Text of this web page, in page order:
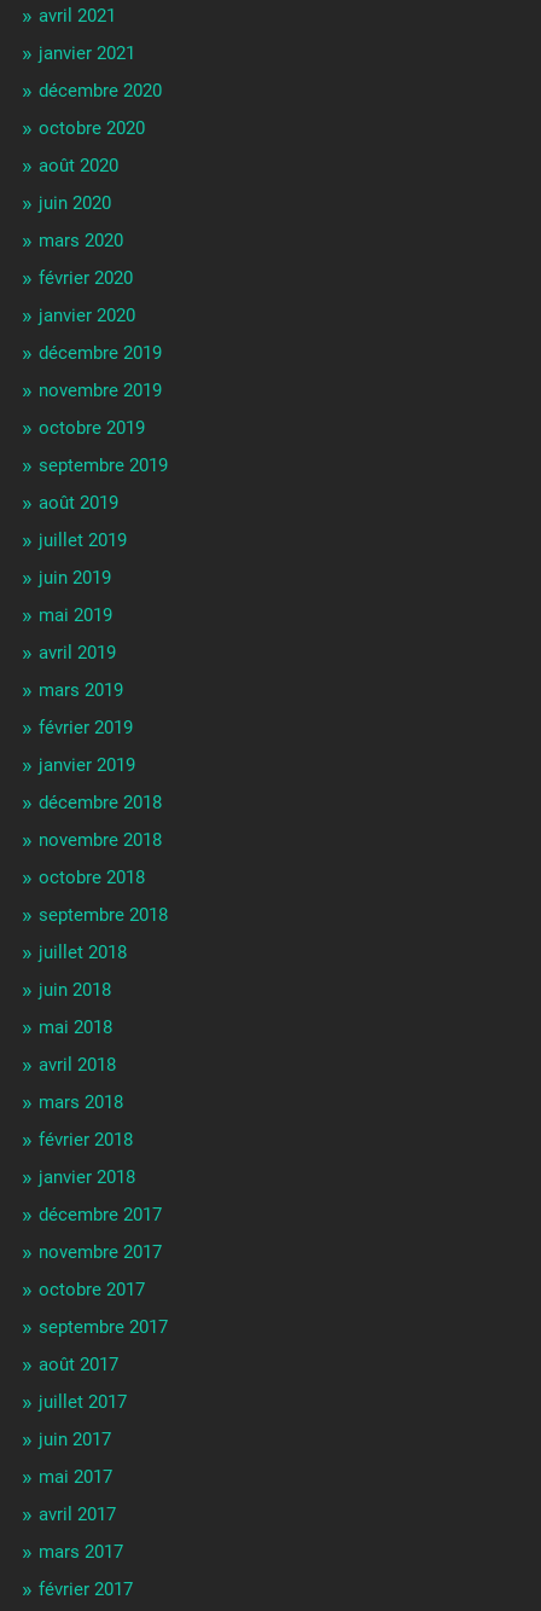
avril 2021
janvier 2021
décembre 2020
octobre 2020
août 2020
juin 2020
mars 2020
février 2020
janvier 2020
décembre 2019
novembre 2019
octobre 2019
septembre 2019
août 2019
juillet 2019
juin 2019
mai 2019
avril 2019
mars 2019
février 2019
janvier 2019
décembre 2018
novembre 2018
octobre 2018
septembre 2018
juillet 2018
juin 2018
mai 2018
avril 2018
mars 2018
février 2018
janvier 2018
décembre 2017
novembre 2017
octobre 2017
septembre 2017
août 2017
juillet 2017
juin 2017
mai 2017
avril 2017
mars 2017
février 2017